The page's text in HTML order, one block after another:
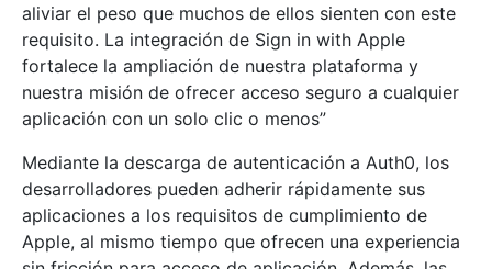
aliviar el peso que muchos de ellos sienten con este
requisito. La integración de Sign in with Apple
fortalece la ampliación de nuestra plataforma y
nuestra misión de ofrecer acceso seguro a cualquier
aplicación con un solo clic o menos”
Mediante la descarga de autenticación a Auth0, los
desarrolladores pueden adherir rápidamente sus
aplicaciones a los requisitos de cumplimiento de
Apple, al mismo tiempo que ofrecen una experiencia